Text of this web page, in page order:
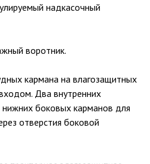
надкасочный
воротник.
кармана на влагозащитных
Два внутренних
боковых карманов для
отверстия боковой